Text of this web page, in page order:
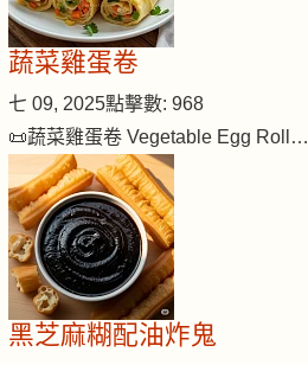
蔬菜雞蛋卷
七 09, 2025點擊數: 968
📜蔬菜雞蛋卷 Vegetable Egg Roll…
黑芝麻糊配油炸鬼